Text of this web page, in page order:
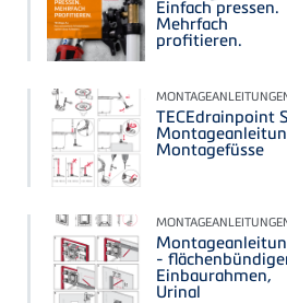
Einfach pressen.
Mehrfach
profitieren.
TECEdrainpoint
Montagefüsse
-
Einbaurahmen,
Urinal